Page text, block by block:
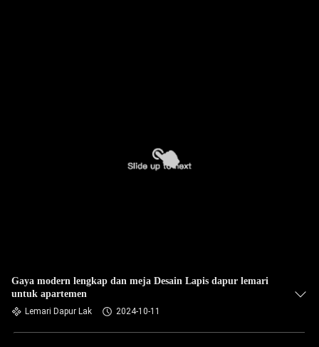
Gaya modern lengkap dan meja Desain Lapis dapur lemari
untuk apartemen
Lemari Dapur Lak 2024-10-11